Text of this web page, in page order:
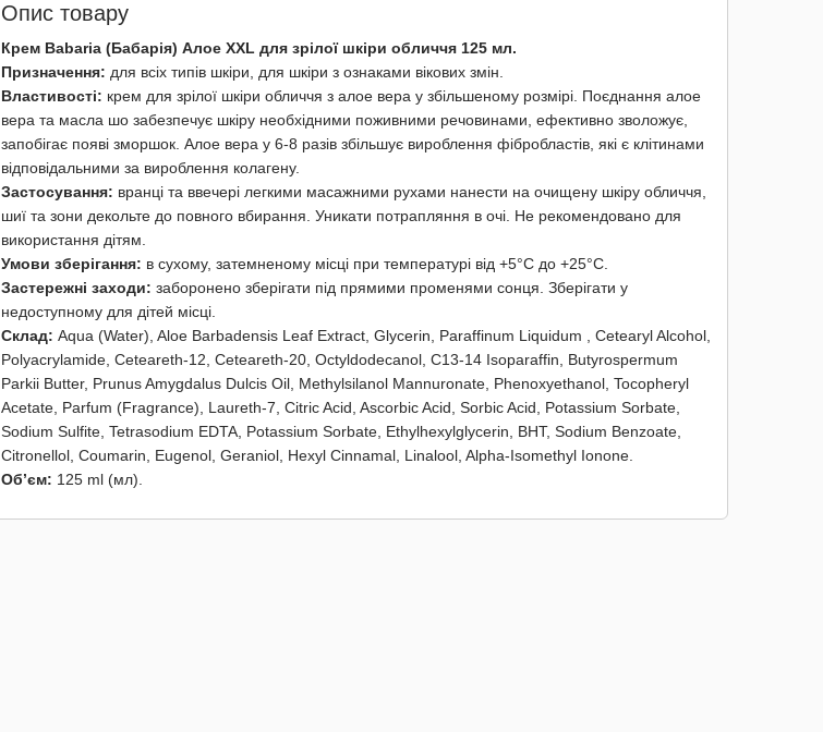
Опис товару
Крем Babaria (Бабарія) Алое ХХL для зрілої шкіри обличчя 125 мл.
Призначення: для всіх типів шкіри, для шкіри з ознаками вікових змін.
Властивості: крем для зрілої шкіри обличчя з алое вера у збільшеному розмірі. Поєднання алое
вера та масла шо забезпечує шкіру необхідними поживними речовинами, ефективно зволожує,
запобігає появі зморшок. Алое вера у 6-8 разів збільшує вироблення фібробластів, які є клітинами
відповідальними за вироблення колагену.
Застосування: вранці та ввечері легкими масажними рухами нанести на очищену шкіру обличчя,
шиї та зони декольте до повного вбирання. Уникати потрапляння в очі. Не рекомендовано для
використання дітям.
Умови зберігання: в сухому, затемненому місці при температурі від +5°С до +25°С.
Застережні заходи: заборонено зберігати під прямими променями сонця. Зберігати у
недоступному для дітей місці.
Склад: Aqua (Water), Aloe Barbadensis Leaf Extract, Glycerin, Paraffinum Liquidum , Cetearyl Alcohol,
Polyacrylamide, Ceteareth-12, Ceteareth-20, Octyldodecanol, C13-14 Isoparaffin, Butyrospermum
Parkii Butter, Prunus Amygdalus Dulcis Oil, Methylsilanol Mannuronate, Phenoxyethanol, Tocopheryl
Acetate, Parfum (Fragrance), Laureth-7, Citric Acid, Ascorbic Acid, Sorbic Acid, Potassium Sorbate,
Sodium Sulfite, Tetrasodium EDTA, Potassium Sorbate, Ethylhexylglycerin, BHT, Sodium Benzoate,
Citronellol, Coumarin, Eugenol, Geraniol, Hexyl Cinnamal, Linalool, Alpha-Isomethyl Ionone.
Об’єм: 125 ml (мл).